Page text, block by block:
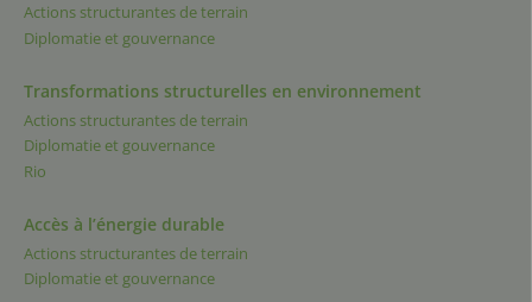
Actions structurantes de terrain
Diplomatie et gouvernance
Transformations structurelles en environnement
Actions structurantes de terrain
Diplomatie et gouvernance
Rio
Accès à l’énergie durable
Actions structurantes de terrain
Diplomatie et gouvernance